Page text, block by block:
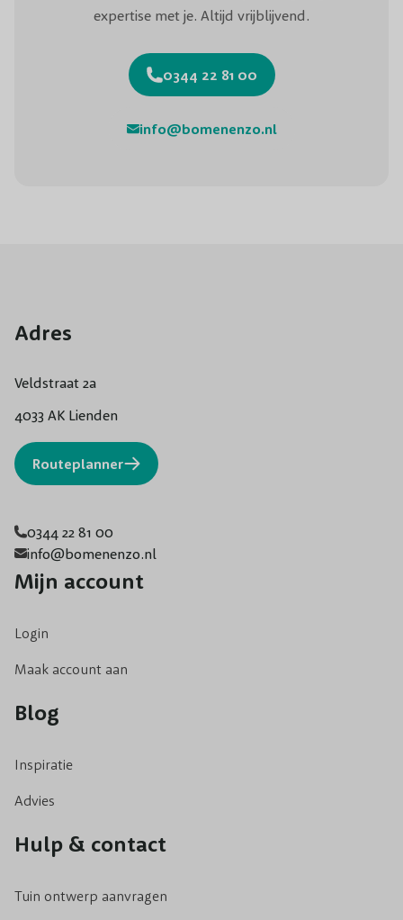
expertise met je. Altijd vrijblijvend.
0344 22 81 00
info@bomenenzo.nl
Adres
Veldstraat 2a
4033 AK Lienden
Routeplanner
0344 22 81 00
info@bomenenzo.nl
Mijn account
Login
Maak account aan
Blog
Inspiratie
Advies
Hulp & contact
Tuin ontwerp aanvragen